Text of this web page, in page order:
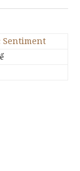
Sentiment